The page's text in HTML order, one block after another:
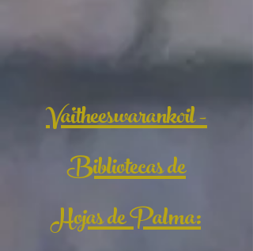
Vaitheeswarankoil -
Bibliotecas de
Hojas de Palma: